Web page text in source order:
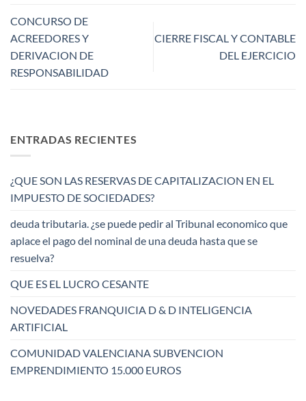
CONCURSO DE
ACREEDORES Y
DERIVACION DE
RESPONSABILIDAD
CIERRE FISCAL Y CONTABLE
DEL EJERCICIO
ENTRADAS RECIENTES
¿QUE SON LAS RESERVAS DE CAPITALIZACION EN EL
IMPUESTO DE SOCIEDADES?
deuda tributaria. ¿se puede pedir al Tribunal economico que
aplace el pago del nominal de una deuda hasta que se
resuelva?
QUE ES EL LUCRO CESANTE
NOVEDADES FRANQUICIA D & D INTELIGENCIA
ARTIFICIAL
COMUNIDAD VALENCIANA SUBVENCION
EMPRENDIMIENTO 15.000 EUROS